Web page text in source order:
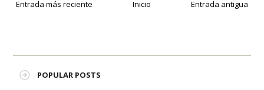
Entrada más reciente Entrada antigua
Inicio
POPULAR POSTS